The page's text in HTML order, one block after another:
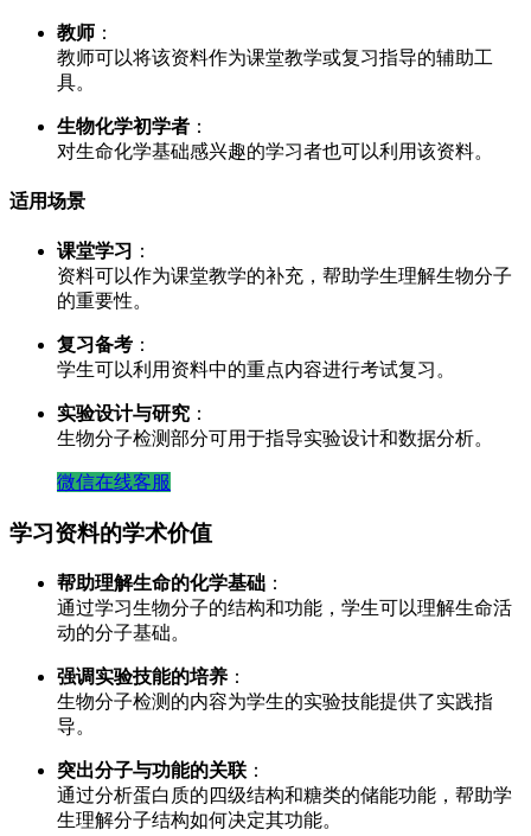
教师 ：
教师可以将该资料作为课堂教学或复习指导的辅助工
具。
生物化学初学者 ：
对生命化学基础感兴趣的学习者也可以利用该资料。
适用场景
课堂学习 ：
资料可以作为课堂教学的补充，帮助学生理解生物分子
的重要性。
复习备考 ：
学生可以利用资料中的重点内容进行考试复习。
实验设计与研究 ：
生物分子检测部分可用于指导实验设计和数据分析。
微信在线客服
学习资料的学术价值
帮助理解生命的化学基础 ：
通过学习生物分子的结构和功能，学生可以理解生命活
动的分子基础。
强调实验技能的培养 ：
生物分子检测的内容为学生的实验技能提供了实践指
导。
突出分子与功能的关联 ：
通过分析蛋白质的四级结构和糖类的储能功能，帮助学
生理解分子结构如何决定其功能。